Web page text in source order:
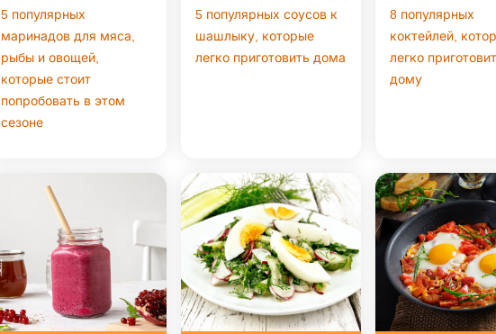
5 популярных
маринадов для мяса,
рыбы и овощей,
которые стоит
попробовать в этом
сезоне
5 популярных соусов к
шашлыку, которые
легко приготовить дома
8 популярных
коктейлей,
легко
дому